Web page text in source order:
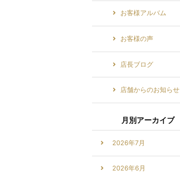
お客様アルバム
お客様の声
店長ブログ
店舗からのお知らせ
月別アーカイブ
2026年7月
2026年6月